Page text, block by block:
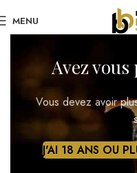
Avez vous
Vous devez avoir
J'AI 18 ANS OU
MENU